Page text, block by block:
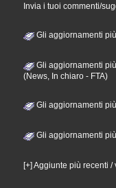
Invia i tuoi commenti/
Gli aggiornamenti
Gli aggiornamenti
(News, In chiaro - FTA)
Gli aggiornamenti
Gli aggiornamenti
[+] Aggiunte più recenti /